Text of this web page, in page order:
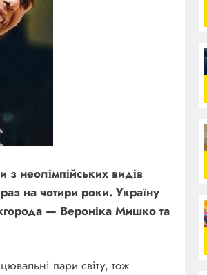
з неолімпійських видів
на чотири роки. Україну
— Вероніка Мишко та
пари світу, тож